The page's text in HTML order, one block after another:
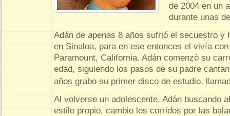
de 2004 en un
durante unas
Adán de apenas 8 años sufrió el secuestro y
en Sinaloa, para en ese entonces el vivía
Paramount, California. Adán comenzó su
edad, siguiendo los pasos de su padre
años grabo su primer disco de estudio,
Al volverse un adolescente, Adán buscando
estilo propio, cambio los corridos por las